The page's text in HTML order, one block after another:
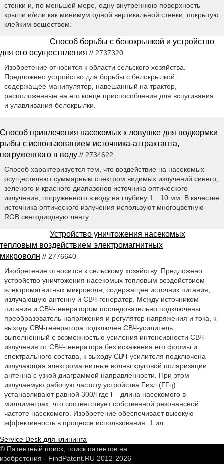
стенки и, по меньшей мере, одну внутреннюю поверхность
крыши и/или как минимум одной вертикальной стенки, покрытую
клейким веществом.
Способ борьбы с белокрылкой и устройство
для его осуществления // 2737320
Изобретение относится к области сельского хозяйства.
Предложено устройство для борьбы с белокрылкой,
содержащее манипулятор, навешанный на трактор,
расположенные на его конце приспособления для вспугивания
и улавливания белокрылки.
Способ привлечения насекомых к ловушке для подкормки
рыбы с использованием источника-аттрактанта,
погруженного в воду // 2734622
Способ характеризуется тем, что воздействие на насекомых
осуществляют суммарным спектром видимых излучений синего,
зеленого и красного диапазонов источника оптического
излучения, погруженного в воду на глубину 1…10 мм. В качестве
источника оптического излучения используют многоцветную
RGB светодиодную ленту.
Устройство уничтожения насекомых
тепловым воздействием электромагнитных
микроволн // 2776640
Изобретение относится к сельскому хозяйству. Предложено
устройство уничтожения насекомых тепловым воздействием
электромагнитных микроволн, содержащее источник питания,
излучающую антенну и СВЧ-генератор. Между источником
питания и СВЧ-генератором последовательно подключены
преобразователь напряжения и регулятор напряжения и тока, к
выходу СВЧ-генератора подключен СВЧ-усилитель,
выполненный с возможностью усиления интенсивности СВЧ-
излучения от СВЧ-генератора без искажения его формы и
спектрального состава, к выходу СВЧ-усилителя подключена
излучающая электромагнитные волны круговой поляризации
антенна с узкой диаграммой направленности. При этом
излучаемую рабочую частоту устройства Fизл (ГГц)
устанавливают равной 300/l где l – длина насекомого в
миллиметрах, что соответствует собственной резонансной
частоте насекомого. Изобретение обеспечивает высокую
эффективность в процессе использования. 1 ил.
Service Desk для клининга
© Патентный поиск, поиск патентов на
изобретения - FindPatent.RU 2012-2026